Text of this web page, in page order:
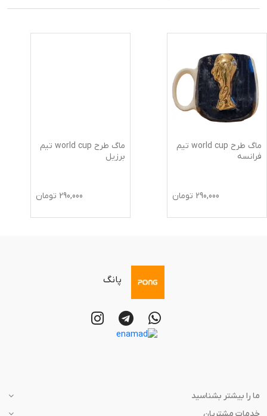
ماگ طرح world cup تیم
فرانسه
290,000 تومان
ماگ طرح world cup تیم
برزیل
290,000 تومان
پانگ
ما را بیشتر بشناسید